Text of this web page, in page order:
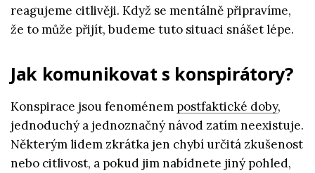
reagujeme citlivěji. Když se mentálně připravíme,
že to může přijít, budeme tuto situaci snášet lépe.
Jak komunikovat s konspirátory?
Konspirace jsou fenoménem postfaktické doby,
jednoduchý a jednoznačný návod zatím neexistuje.
Některým lidem zkrátka jen chybí určitá zkušenost
nebo citlivost, a pokud jim nabídnete jiný pohled,